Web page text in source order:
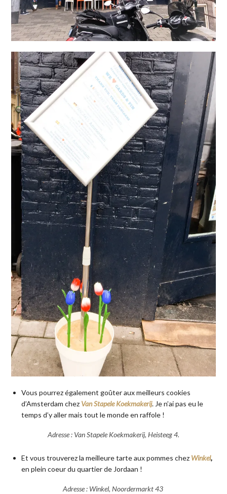
Vous pourrez également goûter aux meilleurs cookies
d’Amsterdam chez Van Stapele Koekmakerij. Je n’ai pas eu le
temps d’y aller mais tout le monde en raffole !
Adresse : Van Stapele Koekmakerij, Heisteeg 4.
Et vous trouverez la meilleure tarte aux pommes chez Winkel,
en plein coeur du quartier de Jordaan !
Adresse : Winkel, Noordermarkt 43